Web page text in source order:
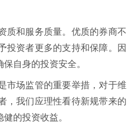
质和服务质量。优质的券商不
投资者更多的支持和保障。因
自身的投资安全。
市场监管的重要举措，对于维
，我们应理性看待新规带来的
的投资收益。